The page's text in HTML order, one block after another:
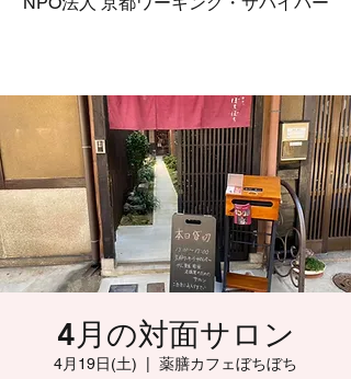
4月の対面サロン
4月19日(土) 薬膳カフェぼちぼち